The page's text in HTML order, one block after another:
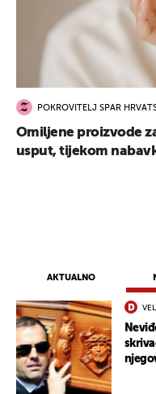
AKTUALNO
POKROVITELJ SPAR
Omiljene proizvode
usput, tijekom